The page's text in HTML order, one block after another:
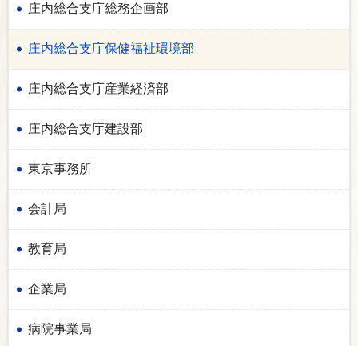
庄内総合支庁総務企画部
庄内総合支庁保健福祉環境部
庄内総合支庁産業経済部
庄内総合支庁建設部
東京事務所
会計局
教育局
企業局
病院事業局